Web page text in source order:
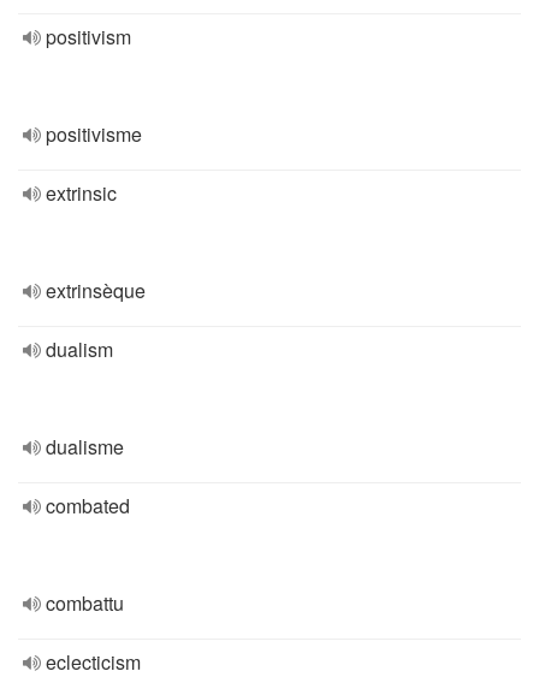
positivism
positivisme
extrinsic
extrinsèque
dualism
dualisme
combated
combattu
eclecticism